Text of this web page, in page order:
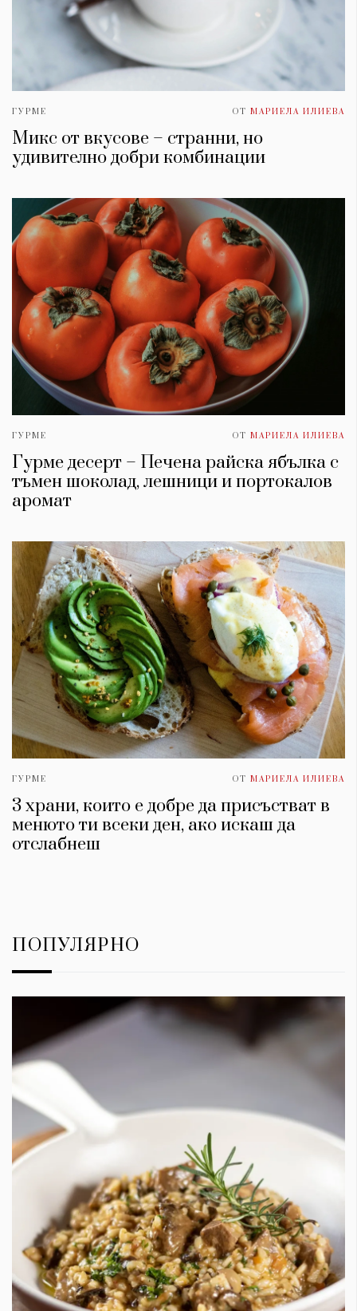
ГУРМЕ ОТ МАРИЕЛА ИЛИЕВА
Микс от вкусове – странни, но
удивително добри комбинации
ГУРМЕ ОТ МАРИЕЛА ИЛИЕВА
Гурме десерт – Печена райска ябълка с
тъмен шоколад, лешници и портокалов
аромат
ГУРМЕ ОТ МАРИЕЛА ИЛИЕВА
3 храни, които е добре да присъстват в
менюто ти всеки ден, ако искаш да
отслабнеш
ПОПУЛЯРНО